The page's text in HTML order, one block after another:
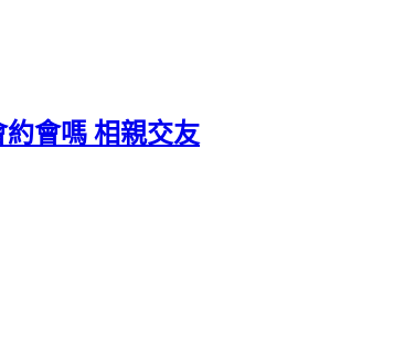
會嗎 相親交友